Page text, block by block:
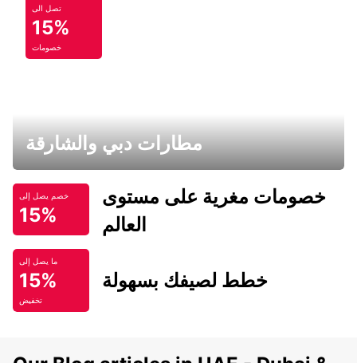
تصل الى
15%
خصومات
مطارات دبي والشارقة
خصم يصل إلى
15%
خصومات مغرية على مستوى
العالم
ما يصل إلى
15%
تخفيض
خطط لصيفك بسهولة